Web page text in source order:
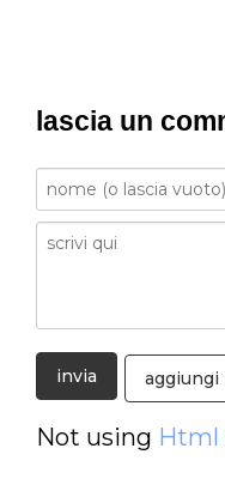
lascia un
aggiungi
Not using Html